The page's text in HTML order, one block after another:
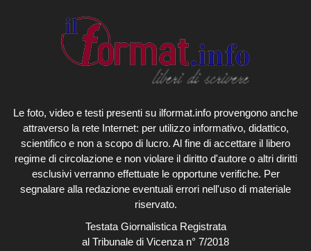
Le foto, video e testi presenti su ilformat.info provengono anche
attraverso la rete Internet: per utilizzo informativo, didattico,
scientifico e non a scopo di lucro. Al fine di accettare il libero
regime di circolazione e non violare il diritto d'autore o altri diritti
esclusivi verranno effettuate le opportune verifiche. Per
segnalare alla redazione eventuali errori nell'uso di materiale
riservato.
Testata Giornalistica Registrata
al Tribunale di Vicenza n° 7/2018